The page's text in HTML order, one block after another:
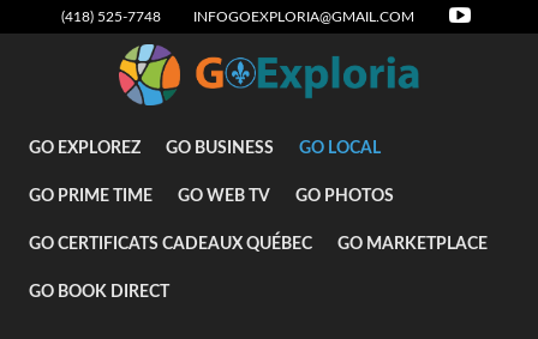
(418) 525-7748 INFOGOEXPLORIA@GMAIL.COM
GO EXPLOREZ GO BUSINESS GO LOCAL
GO PRIME TIME GO WEB TV GO PHOTOS
GO CERTIFICATS CADEAUX QUÉBEC GO MARKETPLACE
GO BOOK DIRECT